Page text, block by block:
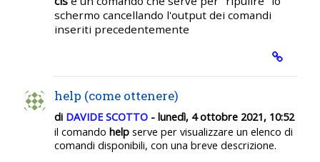
schermo cancellando l'output dei comandi
inseriti precedentemente
help (come ottenere)
di DAVIDE SCOTTO - lunedì, 4 ottobre 2021, 10:52
il comando help serve per visualizzare un elenco di
comandi disponibili, con una breve descrizione.